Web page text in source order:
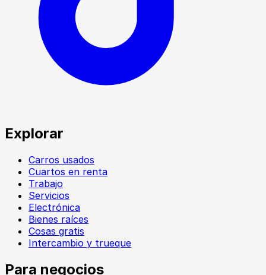
Explorar
Carros usados
Cuartos en renta
Trabajo
Servicios
Electrónica
Bienes raíces
Cosas gratis
Intercambio y trueque
Para negocios